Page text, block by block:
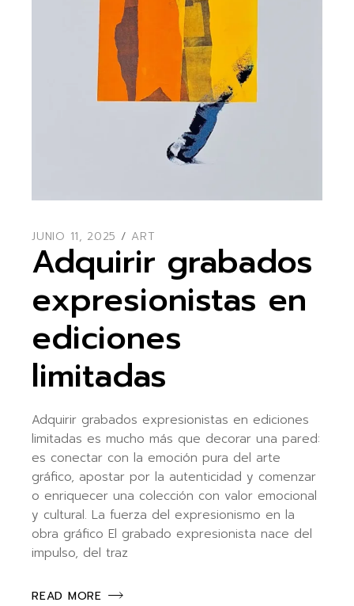
JUNIO 11, 2025 ART
Adquirir grabados
expresionistas en
ediciones
limitadas
Adquirir grabados expresionistas en ediciones
limitadas es mucho más que decorar una pared:
es conectar con la emoción pura del arte
gráfico, apostar por la autenticidad y comenzar
o enriquecer una colección con valor emocional
y cultural. La fuerza del expresionismo en la
obra gráfico El grabado expresionista nace del
impulso, del traz
READ MORE